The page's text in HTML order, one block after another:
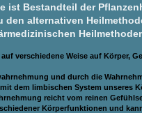
ist Bestandteil der
den alternativen
verschiedene Weise auf Körper,
und durch die
dem limbischen System unseres
reicht vom reinen
Körperfunktionen und